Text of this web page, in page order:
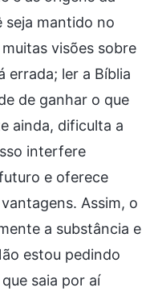
seja mantido no
visões sobre
errada; ler a Bíblia
de ganhar o que
ainda, dificulta a
interfere
e oferece
Assim, o
a substância e
estou pedindo
saia por aí